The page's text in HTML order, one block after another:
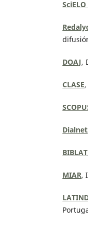
DOAJ,
CLASE
Dialnet
BIBLAT
MIAR,